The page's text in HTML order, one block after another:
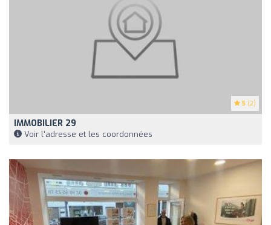
5 (2)
IMMOBILIER 29
Voir l'adresse et les coordonnées